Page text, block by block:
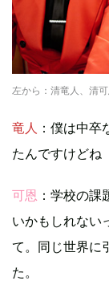
左から：清竜人、清可
竜人 ：僕は中
たんですけどね
可恩 ：学校の
いかもしれない
て。同じ世界に
た。